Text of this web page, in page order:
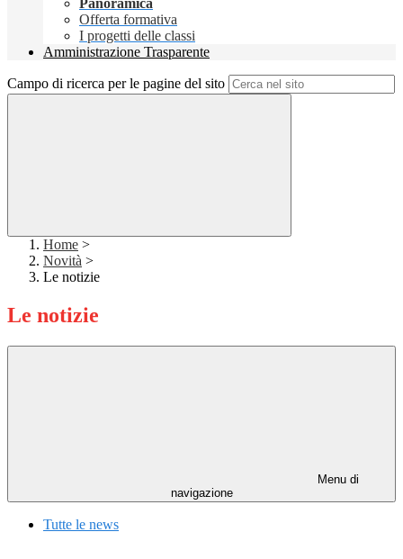
Panoramica
Offerta formativa
I progetti delle classi
Amministrazione Trasparente
Campo di ricerca per le pagine del sito
Home >
Novità >
Le notizie
Le notizie
Menu di
navigazione
Tutte le news